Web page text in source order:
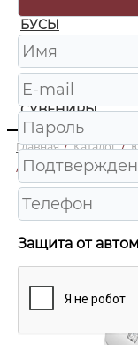
БУСЫ
ЧАСЫ
ШКАТУЛКИ
СУВЕНИРЫ
Главная / Каталог /
/
310130р Кольцо Ag
Защита от